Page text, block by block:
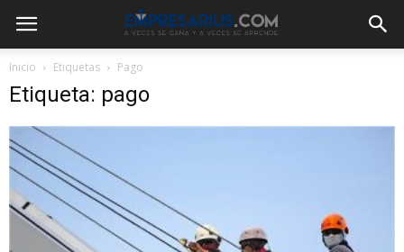
Inicio Etiquetas Pago
Etiqueta: pago